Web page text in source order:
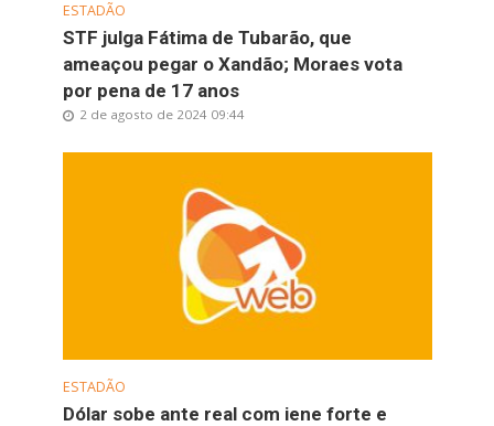
ESTADÃO
STF julga Fátima de Tubarão, que
ameaçou pegar o Xandão; Moraes vota
por pena de 17 anos
2 de agosto de 2024 09:44
ESTADÃO
Dólar sobe ante real com iene forte e